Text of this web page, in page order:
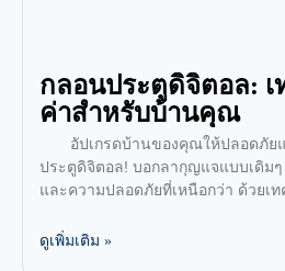
กลอนประตูดิจิตอล:
ค่าสำหรับบ้านคุณ
อัปเกรดบ้านของคุณให้ปลอดภัย
ประตูดิจิตอล! บอกลากุญแจแบบเดิม
และความปลอดภัยที่เหนือกว่า ด้วยเ
ดูเพิ่มเติม »